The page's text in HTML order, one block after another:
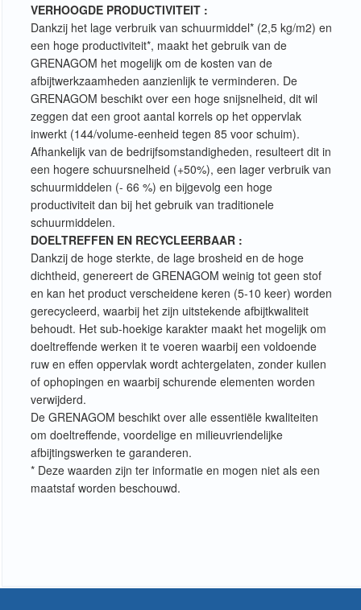
VERHOOGDE PRODUCTIVITEIT :
Dankzij het lage verbruik van schuurmiddel* (2,5 kg/m2) en
een hoge productiviteit*, maakt het gebruik van de
GRENAGOM het mogelijk om de kosten van de
afbijtwerkzaamheden aanzienlijk te verminderen. De
GRENAGOM beschikt over een hoge snijsnelheid, dit wil
zeggen dat een groot aantal korrels op het oppervlak
inwerkt (144/volume-eenheid tegen 85 voor schuim).
Afhankelijk van de bedrijfsomstandigheden, resulteert dit in
een hogere schuursnelheid (+50%), een lager verbruik van
schuurmiddelen (- 66 %) en bijgevolg een hoge
productiviteit dan bij het gebruik van traditionele
schuurmiddelen.
DOELTREFFEN EN RECYCLEERBAAR :
Dankzij de hoge sterkte, de lage brosheid en de hoge
dichtheid, genereert de GRENAGOM weinig tot geen stof
en kan het product verscheidene keren (5-10 keer) worden
gerecycleerd, waarbij het zijn uitstekende afbijtkwaliteit
behoudt. Het sub-hoekige karakter maakt het mogelijk om
doeltreffende werken it te voeren waarbij een voldoende
ruw en effen oppervlak wordt achtergelaten, zonder kuilen
of ophopingen en waarbij schurende elementen worden
verwijderd.
De GRENAGOM beschikt over alle essentiële kwaliteiten
om doeltreffende, voordelige en milieuvriendelijke
afbijtingswerken te garanderen.
* Deze waarden zijn ter informatie en mogen niet als een
maatstaf worden beschouwd.